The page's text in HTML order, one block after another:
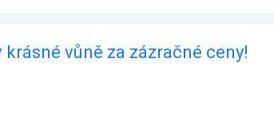
vůně za zázračné ceny!